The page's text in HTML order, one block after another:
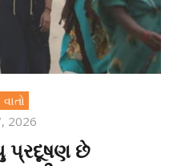
2026
પ્રદૂષણ છે